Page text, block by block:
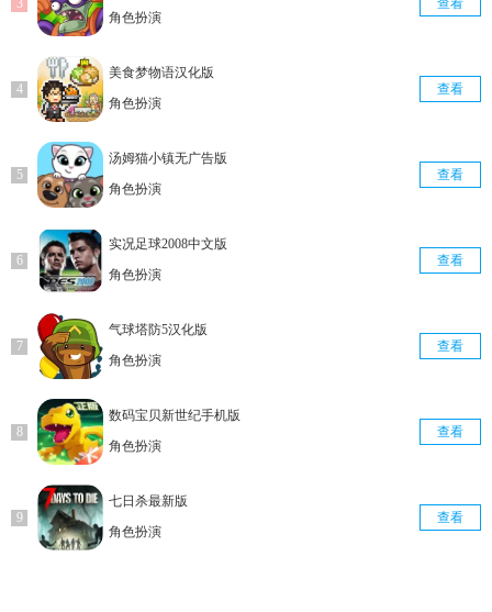
角色扮演
查看
美食梦物语汉化版
角色扮演
查看
汤姆猫小镇无广告版
角色扮演
查看
实况足球2008中文版
角色扮演
查看
气球塔防5汉化版
角色扮演
查看
数码宝贝新世纪手机版
角色扮演
查看
七日杀最新版
角色扮演
查看